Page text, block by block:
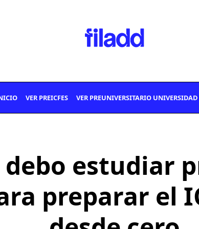
VER PREICFES VER PREUNIVERSITARIO
debo estudiar
preparar el